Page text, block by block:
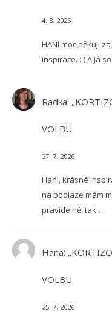
4. 8. 2026
HANI moc děkuji
inspirace. :-) A já
Radka:
VOLBU
27. 7. 2026
Hani, krásné
na podlaze mám
pravidelně, tak…
Hana:
VOLBU
25. 7. 2026